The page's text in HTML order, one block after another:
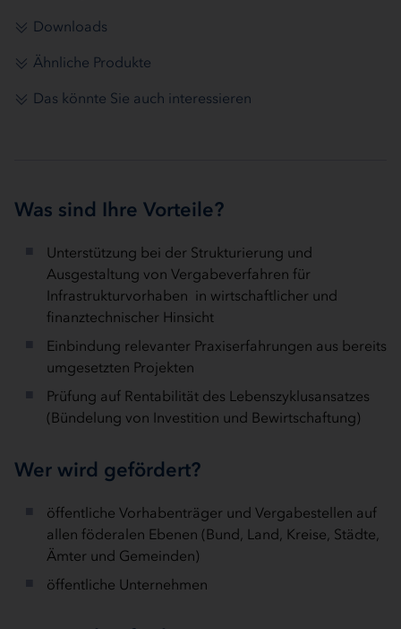
Downloads
Ähnliche Produkte
Das könnte Sie auch interessieren
Was sind Ihre Vorteile?
Unterstützung bei der Strukturierung und
Ausgestaltung von Vergabeverfahren für
Infrastrukturvorhaben in wirtschaftlicher und
finanztechnischer Hinsicht
Einbindung relevanter Praxiserfahrungen aus bereits
umgesetzten Projekten
Prüfung auf Rentabilität des Lebenszyklusansatzes
(Bündelung von Investition und Bewirtschaftung)
Wer wird gefördert?
öffentliche Vorhabenträger und Vergabestellen auf
allen föderalen Ebenen (Bund, Land, Kreise, Städte,
Ämter und Gemeinden)
öffentliche Unternehmen